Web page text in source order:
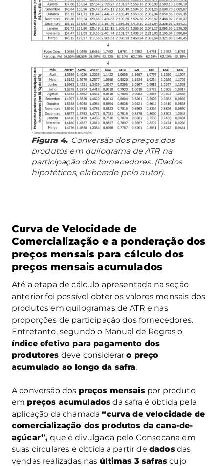
Figura 4. Conversão dos preços dos
produtos em quilograma de ATR na
participação dos fornecedores. (Dados
hipotéticos, elaborado pelo autor).
Curva de Velocidade de
Comercialização e a ponderação dos
preços mensais para cálculo dos
preços mensais acumulados
Até a etapa de cálculo apresentada na seção
anterior foi possível obter os valores mensais dos
produtos em quilogramas de ATR e nas
proporções de participação dos fornecedores.
Entretanto, segundo o Manual de Regras o
índice efetivo para pagamento dos
produtores deve consideraro preço
acumulado ao longo da safra.
A conversão dos preços mensaispor produto
em preços acumulados da safra é obtida pela
aplicação da chamada“curva de velocidade de
comercialização dos produtos da cana-de-
açúcar”, que é divulgada pelo Consecana em
suas circulares e obtida a partir de dadosdas
vendas realizadas nas últimas 3 safras cujo